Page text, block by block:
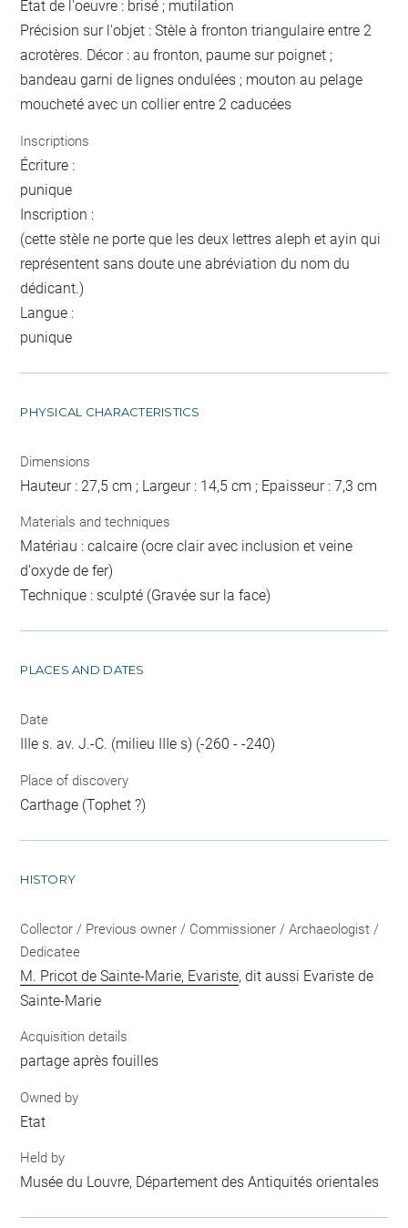
Etat de l'oeuvre : brisé ; mutilation
Précision sur l'objet : Stèle à fronton triangulaire entre 2
acrotères. Décor : au fronton, paume sur poignet ;
bandeau garni de lignes ondulées ; mouton au pelage
moucheté avec un collier entre 2 caducées
Inscriptions
Écriture :
punique
Inscription :
(cette stèle ne porte que les deux lettres aleph et ayin qui
représentent sans doute une abréviation du nom du
dédicant.)
Langue :
punique
PHYSICAL CHARACTERISTICS
Dimensions
Hauteur : 27,5 cm ; Largeur : 14,5 cm ; Epaisseur : 7,3 cm
Materials and techniques
Matériau : calcaire (ocre clair avec inclusion et veine
d'oxyde de fer)
Technique : sculpté (Gravée sur la face)
PLACES AND DATES
Date
IIIe s. av. J.-C. (milieu IIIe s) (-260 - -240)
Place of discovery
Carthage (Tophet ?)
HISTORY
Collector / Previous owner / Commissioner / Archaeologist /
Dedicatee
M. Pricot de Sainte-Marie, Evariste, dit aussi Evariste de
Sainte-Marie
Acquisition details
partage après fouilles
Owned by
Etat
Held by
Musée du Louvre, Département des Antiquités orientales